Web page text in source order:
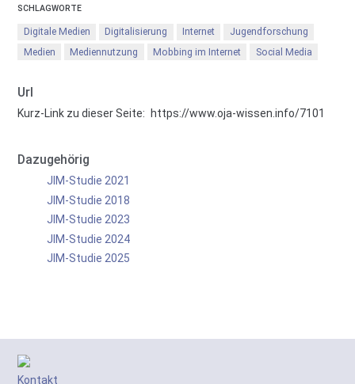
SCHLAGWORTE
Digitale Medien Digitalisierung Internet
Jugendforschung
Medien
Mediennutzung Mobbing im Internet Social Media
Url
Kurz-Link zu dieser Seite: https://www.oja-wissen.info/7101
Dazugehörig
JIM-Studie 2021
JIM-Studie 2018
JIM-Studie 2023
JIM-Studie 2024
JIM-Studie 2025
Kontakt